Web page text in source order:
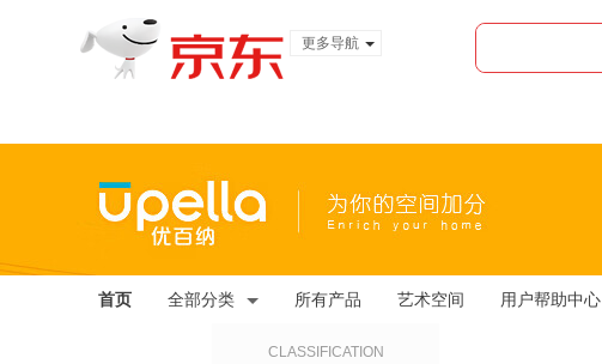
更多导航
首页 全部分类 所有产品 艺术空间 用户帮助中心
CLASSIFICATION